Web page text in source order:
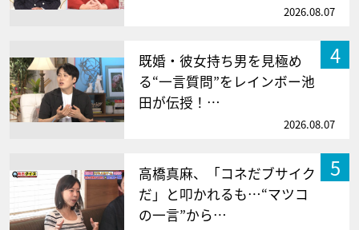
2026.08.07
4
既婚・彼女持ち男を見極め
る“一言質問”をレインボー池
田が伝授！…
2026.08.07
5
高橋真麻、「コネだブサイク
だ」と叩かれるも…“マツコ
の一言”から…